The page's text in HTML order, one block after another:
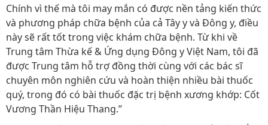
Chính vì thế mà tôi may mắn có được nền tảng kiến thức
và phương pháp chữa bệnh của cả Tây y và Đông y, điều
này sẽ rất tốt trong việc khám chữa bệnh. Từ khi về
Trung tâm Thừa kế & Ứng dụng Đông y Việt Nam, tôi đã
được Trung tâm hỗ trợ đồng thời cùng với các bác sĩ
chuyên môn nghiên cứu và hoàn thiện nhiều bài thuốc
quý, trong đó có bài thuốc đặc trị bệnh xương khớp: Cốt
Vương Thần Hiệu Thang.”